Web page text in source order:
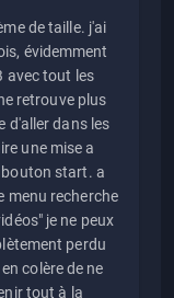
de taille. j'ai
évidemment
avec tout les
retrouve plus
d'aller dans les
une mise a
bouton start. a
menu recherche
je ne peux
perdu
colère de ne
tout à la